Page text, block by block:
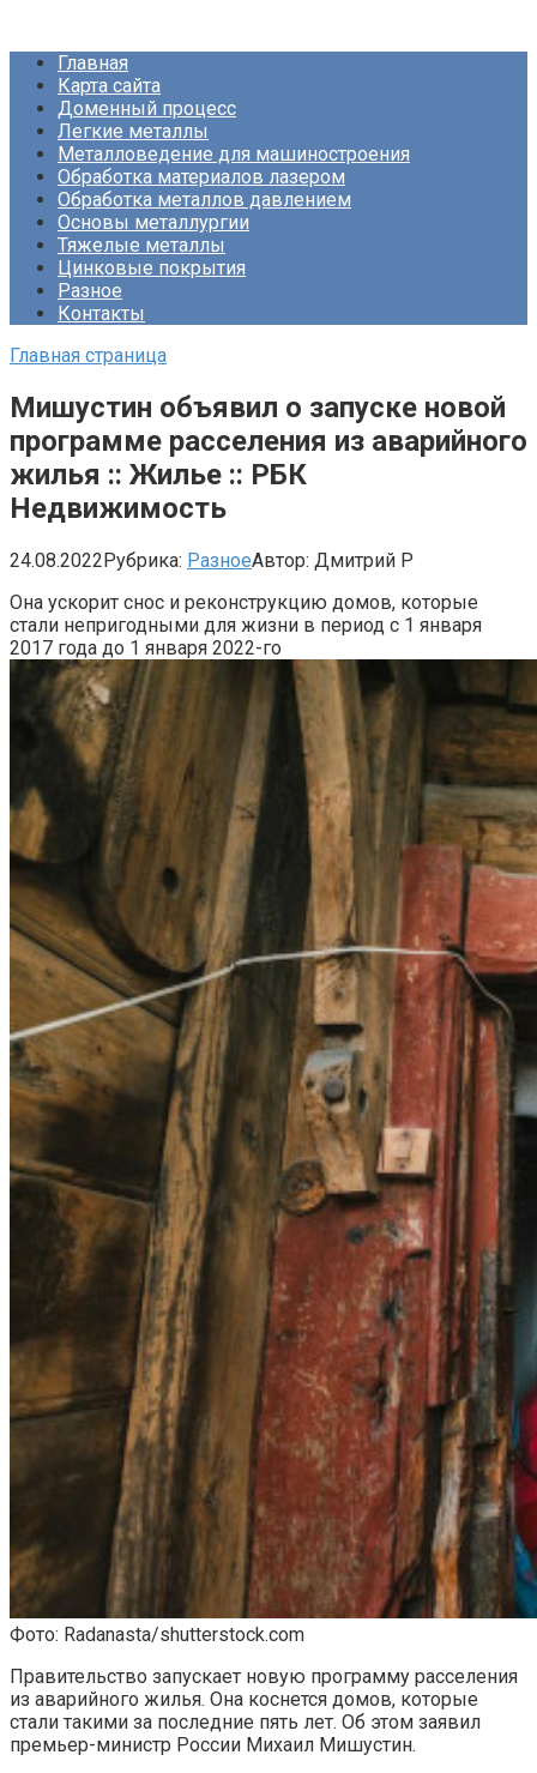
контентуГлавная
Карта сайта
Доменный процесс
Легкие металлы
Металловедение для машиностроения
Обработка материалов лазером
Обработка металлов давлением
Основы металлургии
Тяжелые металлы
Цинковые покрытия
Разное
Контакты
Главная страница
Мишустин объявил о запуске новой
программе расселения из аварийного
жилья :: Жилье :: РБК
Недвижимость
24.08.2022Рубрика: РазноеАвтор: Дмитрий Р
Она ускорит снос и реконструкцию домов, которые
стали непригодными для жизни в период с 1 января
2017 года до 1 января 2022-го
Фото: Radanasta/shutterstock.com
Правительство запускает новую программу расселения
из аварийного жилья. Она коснется домов, которые
стали такими за последние пять лет. Об этом заявил
премьер-министр России Михаил Мишустин.